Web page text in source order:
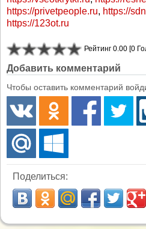
https://privetpeople.ru, https://
https://123ot.ru
Рейтинг 0.00 [0
Добавить комментарий
Чтобы оставить комментарий
Поделиться: